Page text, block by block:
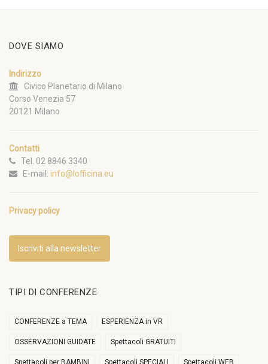
DOVE SIAMO
Indirizzo
Civico Planetario di Milano
Corso Venezia 57
20121 Milano
Contatti
Tel. 02 8846 3340
E-mail: info@lofficina.eu
Privacy policy
Iscriviti alla newsletter
TIPI DI CONFERENZE
CONFERENZE a TEMA ESPERIENZA in VR
OSSERVAZIONI GUIDATE Spettacoli GRATUITI
Spettacoli per BAMBINI Spettacoli SPECIALI Spettacoli WEB